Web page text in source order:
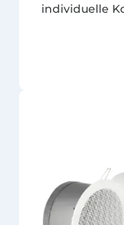
individuelle